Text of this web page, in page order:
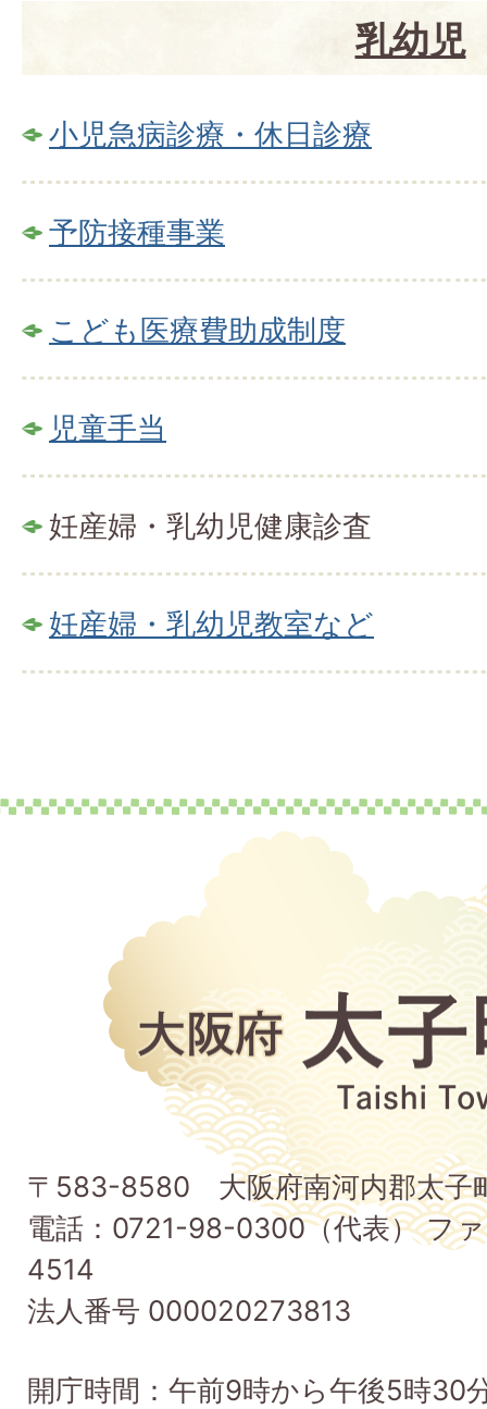
乳幼児
小児急病診療・休日診療
予防接種事業
こども医療費助成制度
児童手当
妊産婦・乳幼児健康診査
妊産婦・乳幼児教室など
町
Taishi
Town
〒583-8580 大阪府南河内郡太子
電話：0721-98-0300（代表） フ
4514
法人番号 000020273813
開庁時間：午前9時から午後5時30